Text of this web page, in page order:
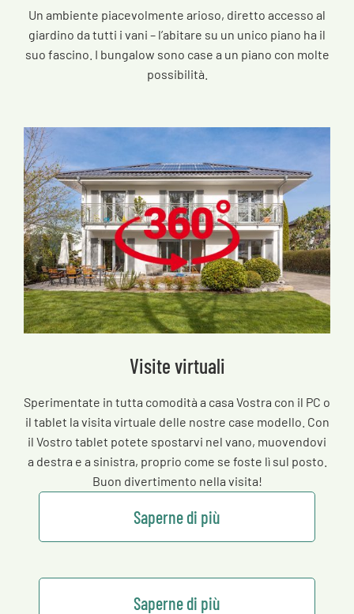
Un ambiente piacevolmente arioso, diretto accesso al
giardino da tutti i vani – l’abitare su un unico piano ha il
suo fascino. I bungalow sono case a un piano con molte
possibilità.
Visite virtuali
Sperimentate in tutta comodità a casa Vostra con il PC o
il tablet la visita virtuale delle nostre case modello. Con
il Vostro tablet potete spostarvi nel vano, muovendovi
a destra e a sinistra, proprio come se foste lì sul posto.
Buon divertimento nella visita!
Saperne di più
Saperne di più